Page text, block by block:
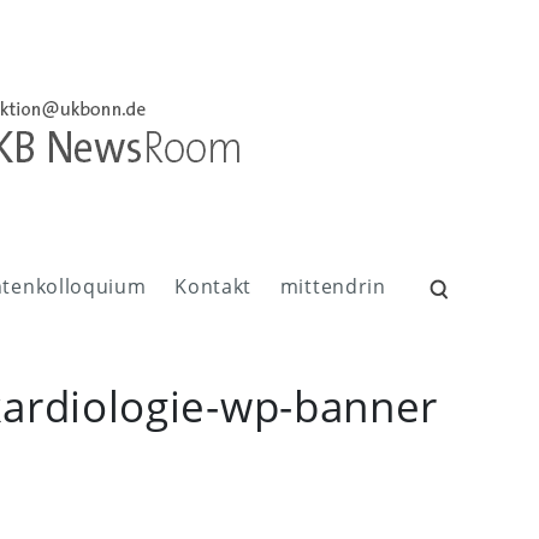
Kontakt mittendrin
Suchen
wp-banner